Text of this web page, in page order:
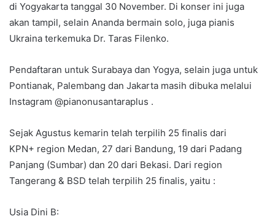
di Yogyakarta tanggal 30 November. Di konser ini juga
akan tampil, selain Ananda bermain solo, juga pianis
Ukraina terkemuka Dr. Taras Filenko.
Pendaftaran untuk Surabaya dan Yogya, selain juga untuk
Pontianak, Palembang dan Jakarta masih dibuka melalui
Instagram @pianonusantaraplus .
Sejak Agustus kemarin telah terpilih 25 finalis dari
KPN+ region Medan, 27 dari Bandung, 19 dari Padang
Panjang (Sumbar) dan 20 dari Bekasi. Dari region
Tangerang & BSD telah terpilih 25 finalis, yaitu :
Usia Dini B: